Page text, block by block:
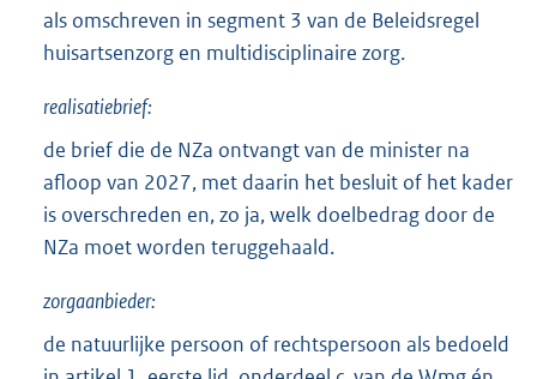
als omschreven in segment 3 van de Beleidsregel
huisartsenzorg en multidisciplinaire zorg.
realisatiebrief:
de brief die de NZa ontvangt van de minister na
afloop van 2027, met daarin het besluit of het kader
is overschreden en, zo ja, welk doelbedrag door de
NZa moet worden teruggehaald.
zorgaanbieder:
de natuurlijke persoon of rechtspersoon als bedoeld